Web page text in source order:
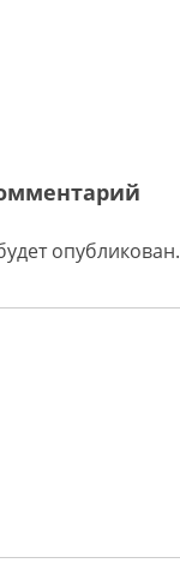
опубликован.